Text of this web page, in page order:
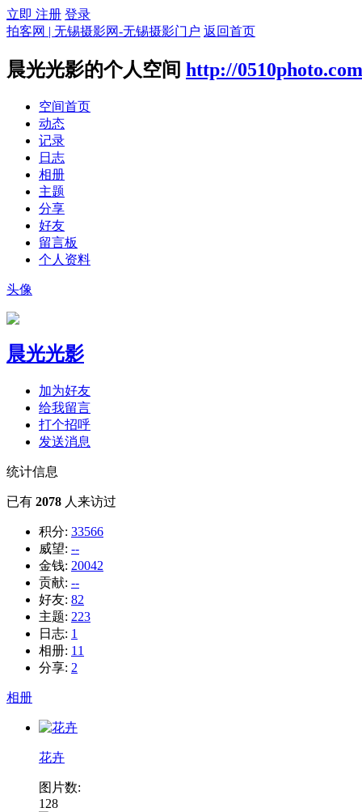
立即 注册 登录
拍客网 | 无锡摄影网-无锡摄影门户 返回首页
晨光光影的个人空间 http://
空间首页
动态
记录
日志
相册
主题
分享
好友
留言板
个人资料
头像
晨光光影
加为好友
给我留言
打个招呼
发送消息
统计信息
已有 2078 人来访过
积分: 33566
威望: --
金钱: 20042
贡献: --
好友: 82
主题: 223
日志: 1
相册: 11
分享: 2
相册
花卉
图片数:
128